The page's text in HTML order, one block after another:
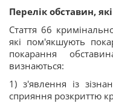
Перелік обставин,
Стаття 66
які пом'якшують
покарання
визнаються:
1) з'явлення із
сприяння розкриттю